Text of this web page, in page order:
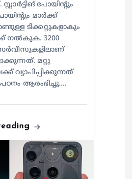
സ്റ്റാര്‍ട്ടിങ് പോയിന്റും
മാര്‍ക്ക്
ടിക്കറ്റുകളാകും
നല്‍കുക. 3200
മറ്റു
വ്യാപിപ്പിക്കുന്നത്
ആരംഭിച്ചു.…